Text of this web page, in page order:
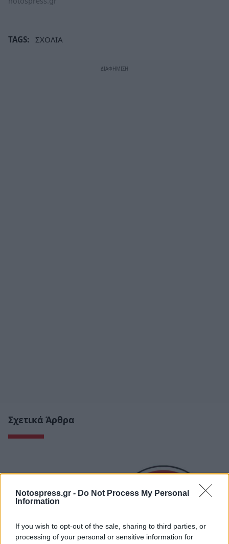
Notospress.gr - Do Not Process My Personal
Information
If you wish to opt-out of the sale, sharing to third parties, or
processing of your personal or sensitive information for
TAGS: ΣΧΟΛΙΑ
Σχετικά Άρθρα